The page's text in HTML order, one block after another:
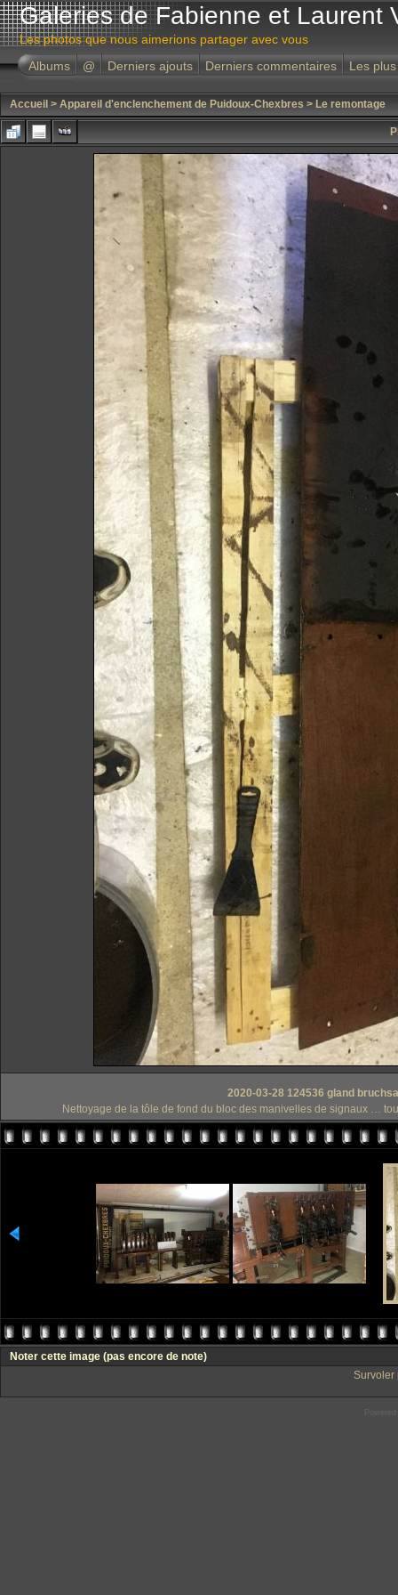
Galeries de Fabienne et Laurent
Les photos que nous aimerions partager avec vous
Albums
@ Derniers ajouts Derniers commentaires Les
Accueil > Appareil d'enclenchement de Puidoux-Chexbres > Le remontage
2020-03-28 124536 gland
Nettoyage de la tôle de fond du bloc des manivelles de signaux …
Noter cette image (pas encore de note)
Survoler